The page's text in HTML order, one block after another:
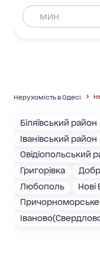
Нерухомість в Одесі
Біляївський район
Іванівський район
Овідіопольський
Григорівка
Любополь
Нові